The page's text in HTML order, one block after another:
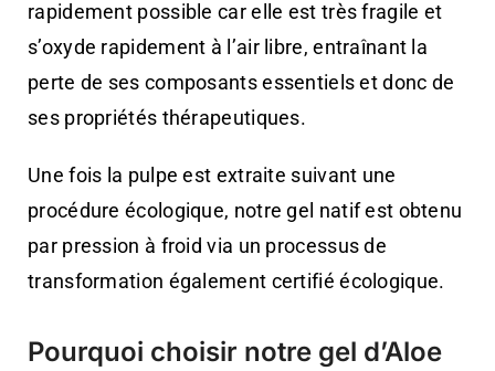
rapidement possible car elle est très fragile et
s’oxyde rapidement à l’air libre, entraînant la
perte de ses composants essentiels et donc de
ses propriétés thérapeutiques.
Une fois la pulpe est extraite suivant une
procédure écologique, notre gel natif est obtenu
par pression à froid via un processus de
transformation également certifié écologique.
Pourquoi choisir notre gel d’Aloe